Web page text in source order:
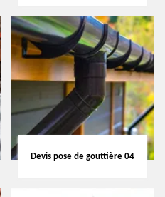
Devis pose de gouttière 04